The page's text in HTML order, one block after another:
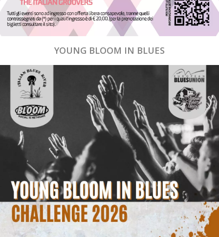
YOUNG BLOOM IN BLUES